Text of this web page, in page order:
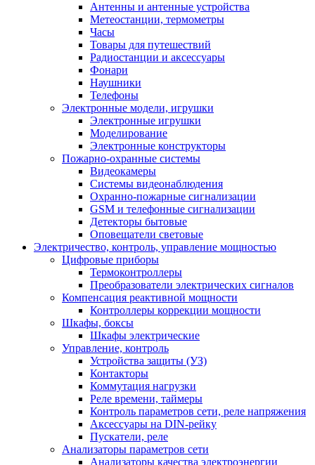
Антенны и антенные устройства
Метеостанции, термометры
Часы
Товары для путешествий
Радиостанции и аксессуары
Фонари
Наушники
Телефоны
Электронные модели, игрушки
Электронные игрушки
Моделирование
Электронные конструкторы
Пожарно-охранные системы
Видеокамеры
Системы видеонаблюдения
Охранно-пожарные сигнализации
GSM и телефонные сигнализации
Детекторы бытовые
Оповещатели световые
Электричество, контроль, управление мощностью
Цифровые приборы
Термоконтроллеры
Преобразователи электрических сигналов
Компенсация реактивной мощности
Контроллеры коррекции мощности
Шкафы, боксы
Шкафы электрические
Управление, контроль
Устройства защиты (УЗ)
Контакторы
Коммутация нагрузки
Реле времени, таймеры
Контроль параметров сети, реле напряжения
Аксессуары на DIN-рейку
Пускатели, реле
Анализаторы параметров сети
Анализаторы качества электроэнергии